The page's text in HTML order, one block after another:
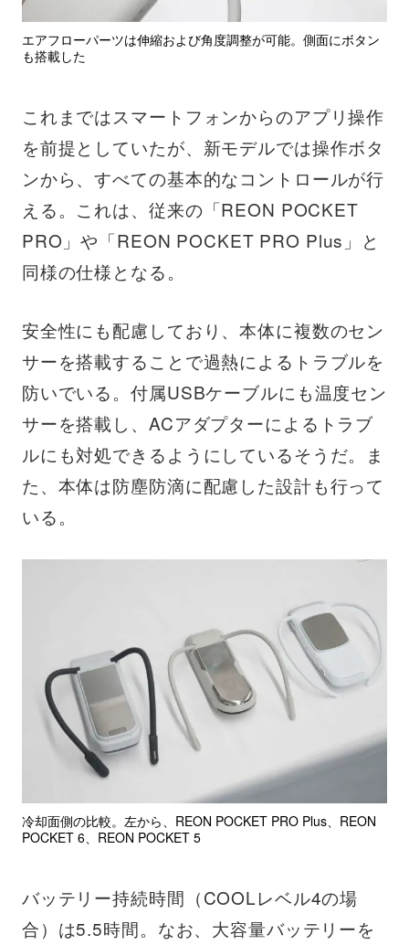
エアフローパーツは伸縮および角度調整が可能。側面にボタン
も搭載した
これまではスマートフォンからのアプリ操作
を前提としていたが、新モデルでは操作ボタ
ンから、すべての基本的なコントロールが行
える。これは、従来の「REON POCKET
PRO」や「REON POCKET PRO Plus」と
同様の仕様となる。
安全性にも配慮しており、本体に複数のセン
サーを搭載することで過熱によるトラブルを
防いでいる。付属USBケーブルにも温度セン
サーを搭載し、ACアダプターによるトラブ
ルにも対処できるようにしているそうだ。ま
た、本体は防塵防滴に配慮した設計も行って
いる。
冷却面側の比較。左から、REON POCKET PRO Plus、REON
POCKET 6、REON POCKET 5
バッテリー持続時間（COOLレベル4の場
合）は5.5時間。なお、大容量バッテリーを